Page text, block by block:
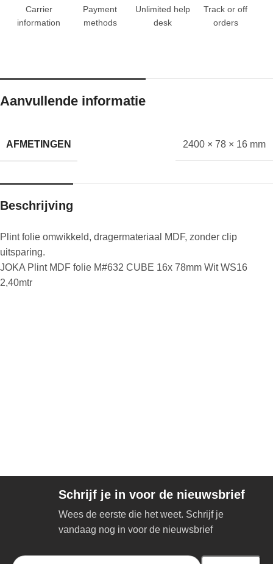
Carrier
information
Payment
methods
Unlimited help
desk
Track or off
orders
Aanvullende informatie
AFMETINGEN 2400 × 78 × 16 mm
Beschrijving
Plint folie omwikkeld, dragermateriaal MDF, zonder clip
uitsparing.
JOKA Plint MDF folie M#632 CUBE 16x 78mm Wit WS16
2,40mtr
Schrijf je in voor de nieuwsbrief
Wees de eerste die het weet. Schrijf je
vandaag nog in voor de nieuwsbrief